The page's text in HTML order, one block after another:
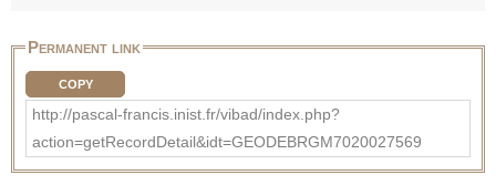
Permanent link
COPY
http://pascal-francis.inist.fr/vibad/index.php?
action=getRecordDetail&idt=GEODEBRGM7020027569